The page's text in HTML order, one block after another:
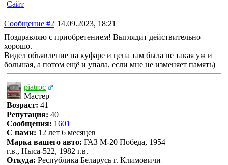
Сайт
Сообщение #2 14.09.2023, 18:21
Поздравляю с приобретением! Выглядит действительно
хорошо.
Видел объявление на куфаре и цена там была не такая уж и
большая, а потом ещё и упала, если мне не изменяет память)
piatroc
Мастер
Возраст: 41
Репутация: 40
Сообщения: 1601
С нами: 12 лет 6 месяцев
Марка вашего авто: ГАЗ М-20 Победа, 1954
г.в., Ныса-522, 1982 г.в.
Откуда: Республика Беларусь г. Климовичи